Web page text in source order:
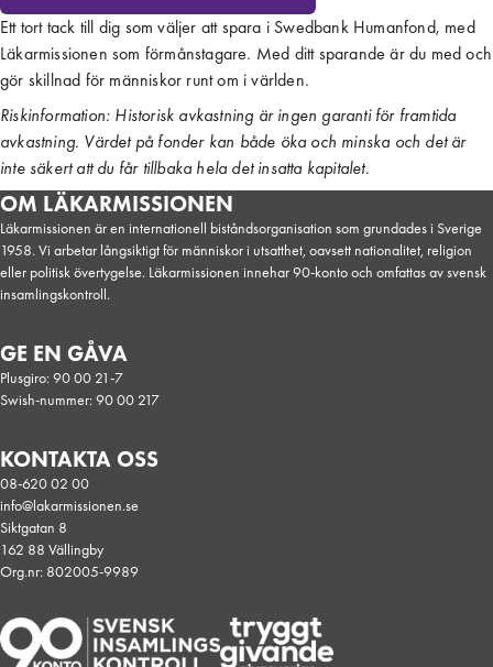
Ett tort tack till dig som väljer att spara i Swedbank Humanfond, med
Läkarmissionen som förmånstagare. Med ditt sparande är du med och
gör skillnad för människor runt om i världen.
Riskinformation: Historisk avkastning är ingen garanti för framtida
avkastning. Värdet på fonder kan både öka och minska och det är
inte säkert att du får tillbaka hela det insatta kapitalet.
OM LÄKARMISSIONEN
Läkarmissionen är en internationell biståndsorganisation som grundades i Sverige
1958. Vi arbetar långsiktigt för människor i utsatthet, oavsett nationalitet, religion
eller politisk övertygelse. Läkarmissionen innehar 90-konto och omfattas av svensk
insamlingskontroll.
GE EN GÅVA
Plusgiro: 90 00 21-7
Swish-nummer: 90 00 217
KONTAKTA OSS
08-620 02 00
info@lakarmissionen.se
Siktgatan 8
162 88 Vällingby
Org.nr: 802005-9989